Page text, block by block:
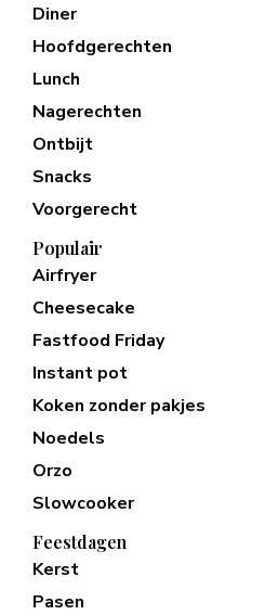
Diner
Hoofdgerechten
Lunch
Nagerechten
Ontbijt
Snacks
Voorgerecht
Populair
Airfryer
Cheesecake
Fastfood Friday
Instant pot
Koken zonder pakjes
Noedels
Orzo
Slowcooker
Feestdagen
Kerst
Pasen